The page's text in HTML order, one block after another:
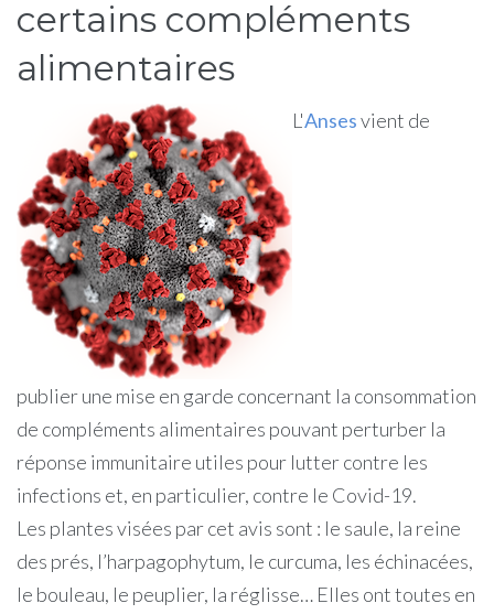
certains compléments
alimentaires
L'Ansesvient de
publier une mise en garde concernant la consommation
de compléments alimentaires pouvant perturber la
réponse immunitaire utiles pour lutter contre les
infections et, en particulier, contre le Covid-19.
Les plantes visées par cet avis sont : le saule, la reine
des prés, l’harpagophytum, le curcuma, les échinacées,
le bouleau, le peuplier, la réglisse… Elles ont toutes en